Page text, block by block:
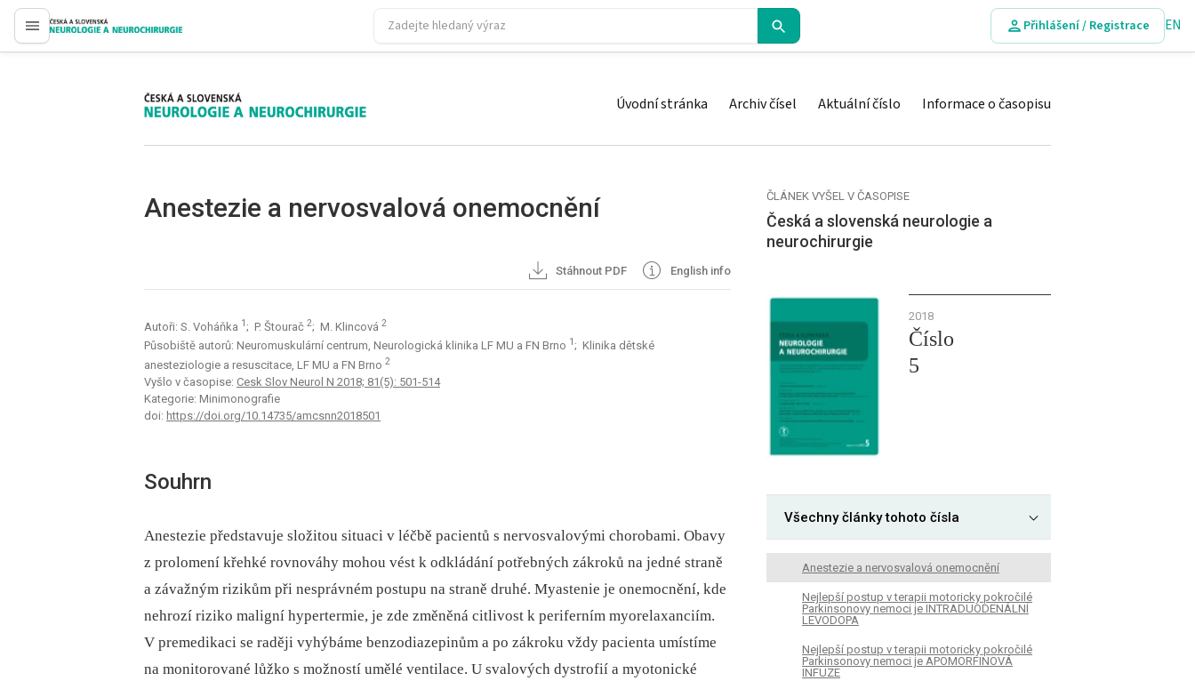
proLékaře.cz
Přihlášení / Registrace EN
proLékaře.cz Úvodní stránka Archiv čísel Aktuální číslo Informace o časopisu
Anestezie a nervosvalová onemocnění
Stáhnout PDF English info
Autoři: S. Voháňka 1 ; P. Štourač 2; M. Klincová 2
Působiště autorů: Neuromuskulární centrum, Neurologická klinika LF MU a FN Brno 1 ; Klinika dětské
anesteziologie a resuscitace, LF MU a FN Brno 2
Vyšlo v časopise: Cesk Slov Neurol N 2018; 81(5): 501-514
Kategorie: Minimonografie
doi: https://doi.org/10.14735/amcsnn2018501
Souhrn
Anestezie představuje složitou situaci v léčbě pacientů s nervosvalovými chorobami. Obavy
z prolomení křehké rovnováhy mohou vést k odkládání potřebných zákroků na jedné straně
a závažným rizikům při nesprávném postupu na straně druhé. Myastenie je onemocnění, kde
nehrozí riziko maligní hypertermie, je zde změněná citlivost k periferním myorelaxanciím.
V premedikaci se raději vyhýbáme benzodiazepinům a po zákroku vždy pacienta umístíme
na monitorované lůžko s možností umělé ventilace. U svalových dystrofií a myotonické
ČLÁNEK VYŠEL V ČASOPISE
Česká a slovenská neurologie a
neurochirurgie
2018
Číslo
5
Všechny články tohoto čísla
Anestezie a nervosvalová onemocnění
Nejlepší postup v terapii motoricky pokročilé
Parkinsonovy nemoci je INTRADUODENÁLNÍ
LEVODOPA
Nejlepší postup v terapii motoricky pokročilé
Parkinsonovy nemoci je APOMORFINOVÁ
INFUZE